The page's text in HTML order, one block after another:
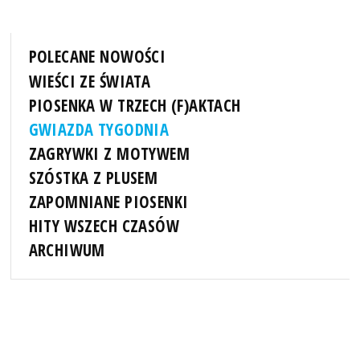
POLECANE NOWOŚCI
WIEŚCI ZE ŚWIATA
PIOSENKA W TRZECH (F)AKTACH
GWIAZDA TYGODNIA
ZAGRYWKI Z MOTYWEM
SZÓSTKA Z PLUSEM
ZAPOMNIANE PIOSENKI
HITY WSZECH CZASÓW
ARCHIWUM